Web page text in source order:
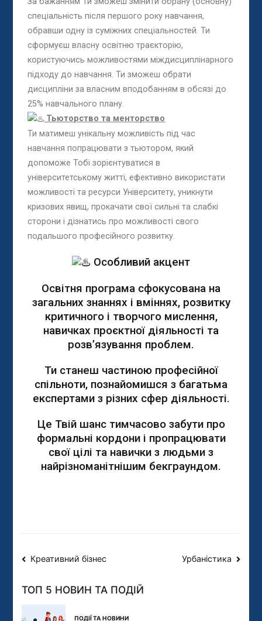
спеціальність після першого року навчання,
обравши одну із суміжних спеціальностей. Ти
сформуєш власну освітню траєкторію,
користуючись можливостями міждисциплінарного
підходу до навчання. Ти зможеш обрати
дисципліни за власним вподобанням в обсязі до
25% навчального плану.
Тьюторство та менторство
Ти матимеш унікальну можливість під час
навчання попрацювати з тьютором, який
допоможе Тобі зорієнтуватися в
університетському житті, ефективно використати
можливості та ресурси Університету, уникнути
кризових явищ, прокачати свої сильні та слабкі
сторони і дізнатись про можливості свого
подальшого професійного розвитку.
Особливий акцент
Освітня програма сфокусована на
загальних знаннях і вміннях, розвитку
критичного і творчого мислення,
навичках проєктної діяльності та
розв’язування проблем.
Ти станеш частиною професійної
спільноти, познайомишся з багатьма
експертами з різних сфер діяльності.
Це Твій шанс тимчасово забути про
формальні кордони і пропрацювати
свої цілі та навички з людьми з
найрізноманітнішим бекграундом.
Креативний бізнес Урбаністика
ТОП 5 НОВИН ТА ПОДІЙ